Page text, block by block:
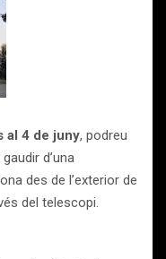
al 4 de juny, podreu
d’una
des de l’exterior de
del telescopi.